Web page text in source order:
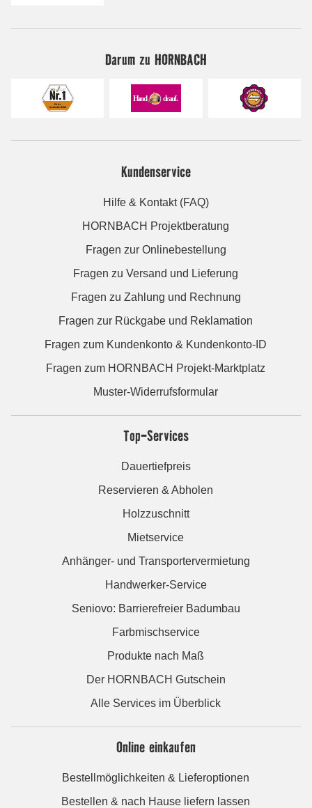
Darum zu HORNBACH
Kundenservice
Hilfe & Kontakt (FAQ)
HORNBACH Projektberatung
Fragen zur Onlinebestellung
Fragen zu Versand und Lieferung
Fragen zu Zahlung und Rechnung
Fragen zur Rückgabe und Reklamation
Fragen zum Kundenkonto & Kundenkonto-ID
Fragen zum HORNBACH Projekt-Marktplatz
Muster-Widerrufsformular
Top-Services
Dauertiefpreis
Reservieren & Abholen
Holzzuschnitt
Mietservice
Anhänger- und Transportervermietung
Handwerker-Service
Seniovo: Barrierefreier Badumbau
Farbmischservice
Produkte nach Maß
Der HORNBACH Gutschein
Alle Services im Überblick
Online einkaufen
Bestellmöglichkeiten & Lieferoptionen
Bestellen & nach Hause liefern lassen